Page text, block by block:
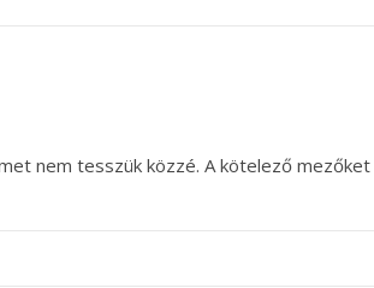
nem tesszük közzé. A kötelező mezőket